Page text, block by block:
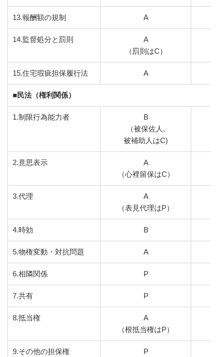
13.報酬額の規制 A
14.監督処分と罰則
A
（罰則はC）
15.住宅瑕疵担保履行法 A
■民法（権利関係）
1.制限行為能力者
B
（被保佐人,
被補助人はC)
2.意思表示
A
（心裡留保はC）
3.代理
A
（表見代理はP）
4.時効 B
5.物権変動・対抗問題 A
6.相隣関係 P
7.共有 P
8.抵当権
A
（根抵当権はP）
9.その他の担保権 P